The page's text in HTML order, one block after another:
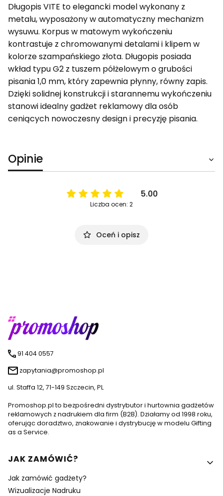
Długopis VITE to elegancki model wykonany z
metalu, wyposażony w automatyczny mechanizm
wysuwu. Korpus w matowym wykończeniu
kontrastuje z chromowanymi detalami i klipem w
kolorze szampańskiego złota. Długopis posiada
wkład typu G2 z tuszem półżelowym o grubości
pisania 1,0 mm, który zapewnia płynny, równy zapis.
Dzięki solidnej konstrukcji i starannemu wykończeniu
stanowi idealny gadżet reklamowy dla osób
ceniących nowoczesny design i precyzję pisania.
Opinie
5.00
Liczba ocen: 2
Oceń i opisz
91 404 0557
zapytania@promoshop.pl
ul. Staffa 12, 71-149 Szczecin, PL
Promoshop.pl to bezpośredni dystrybutor i hurtownia gadżetów
reklamowych z nadrukiem dla firm (B2B). Działamy od 1998 roku,
oferując doradztwo, znakowanie i dystrybucję w modelu Gifting
as a Service.
Linki w stopce
JAK ZAMÓWIĆ?
Jak zamówić gadżety?
Wizualizacje Nadruku